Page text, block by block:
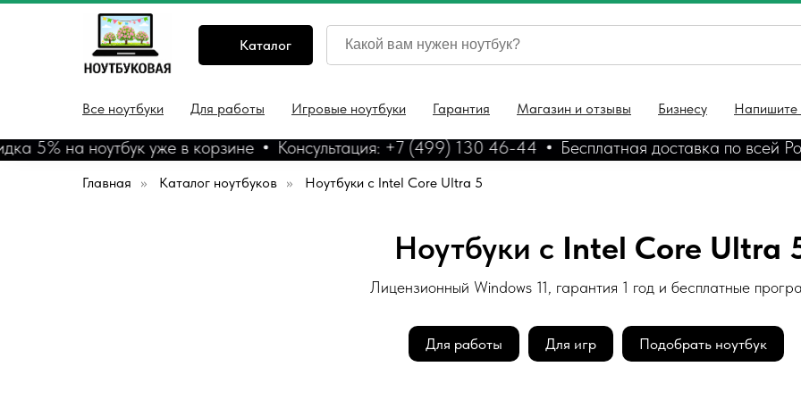
Каталог
Все ноутбуки Для работы Игровые ноутбуки Гарантия Магазин и отзывы Бизнесу Напишите
5% на ноутбук уже в корзине Консультация: +7 (499) 130 46-44 Бесплатная доставка по всей
Главная » Каталог ноутбуков » Ноутбуки с Intel Core Ultra 5
Ноутбуки с Intel Core Ultra
Лицензионный Windows 11, гарантия 1 год и бесплатные
Для работы Для игр Подобрать ноутбук